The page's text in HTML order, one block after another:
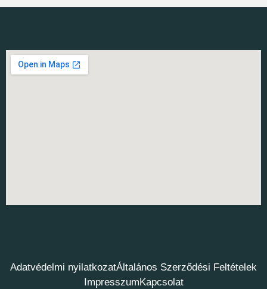
Adatvédelmi nyilatkozatÁltalános Szerződési Feltételek
Impresszum Kapcsolat